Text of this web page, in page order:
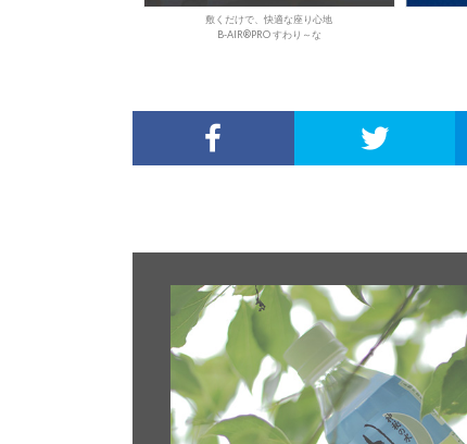
敷くだけで、快適な座り心地
B-AIR®PRO すわり～な